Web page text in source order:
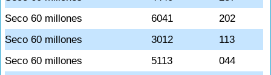
Seco 60 millones
6041
202
Seco 60 millones
3012
113
Seco 60 millones
5113
044